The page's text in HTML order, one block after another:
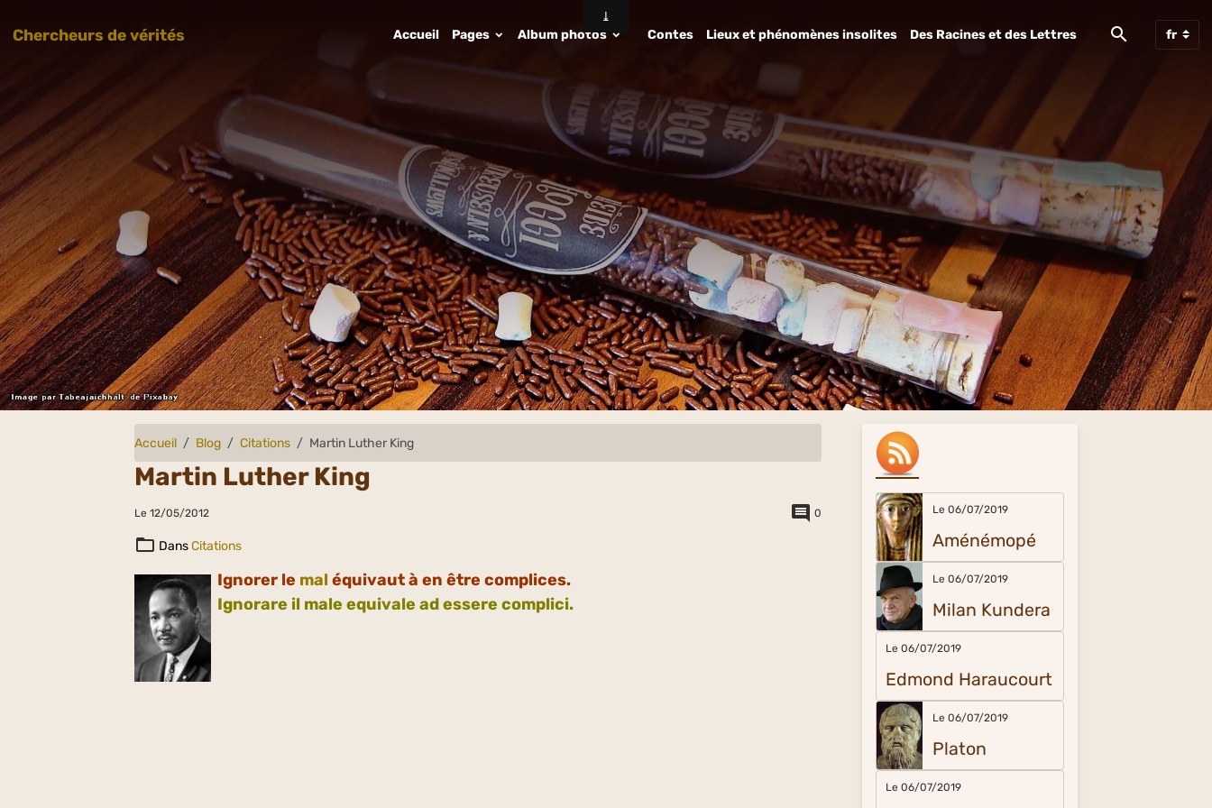
Chercheurs de vérités Accueil Pages Album photos Contes Lieux et phénomènes insolites Des Racines et des Lettres
Accueil Blog Citations Martin Luther King
Martin Luther King
Le 12/05/2012 0
DansCitations
Ignorer le mal équivaut à en être complices.
Ignorare il male equivale ad essere complici.
Le 06/07/2019
Aménémopé
Le 06/07/2019
Milan Kundera
Le 06/07/2019
Edmond Haraucourt
Le 06/07/2019
Platon
Le 06/07/2019